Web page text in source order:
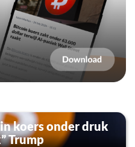
koers onder druk
Trump